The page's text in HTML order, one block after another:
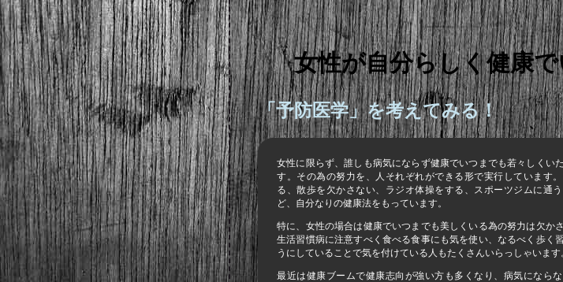
女性が自分らしく健康
「予防医学」を考えてみる！
女性に限らず、誰しも病気にならず健康でいつまでも若々しくい
す。その為の努力を、人それぞれができる形で実行しています
る、散歩を欠かさない、ラジオ体操をする、スポーツジムに通
ど、自分なりの健康法をもっています。
特に、女性の場合は健康でいつまでも美しくいる為の努力は欠か
生活習慣病に注意すべく食べる食事にも気を使い、なるべく歩く
うにしていることで気を付けている人もたくさんいらっしゃいます
最近は健康ブームで健康志向が強い方も多くなり、病気になら